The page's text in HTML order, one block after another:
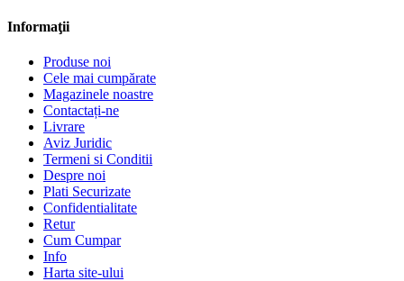
Informaţii
Produse noi
Cele mai cumpărate
Magazinele noastre
Contactați-ne
Livrare
Aviz Juridic
Termeni si Conditii
Despre noi
Plati Securizate
Confidentialitate
Retur
Cum Cumpar
Info
Harta site-ului